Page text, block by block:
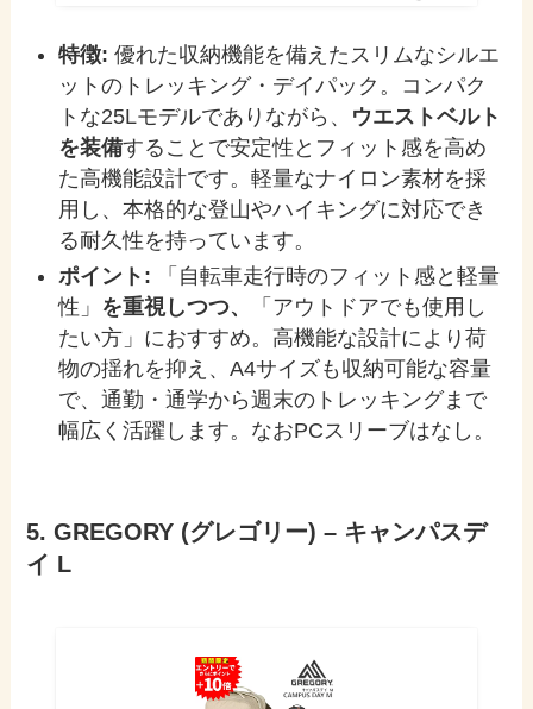
特徴: 優れた収納機能を備えたスリムなシルエ
ットのトレッキング・デイパック。コンパク
トな25Lモデルでありながら、 ウエストベルト
を装備することで安定性とフィット感を高め
た高機能設計です。軽量なナイロン素材を採
用し、本格的な登山やハイキングに対応でき
る耐久性を持っています。
ポイント: 「自転車走行時のフィット感と軽量
性」 を重視しつつ、
「アウトドアでも使用し
たい方」におすすめ。高機能な設計により荷
物の揺れを抑え、A4サイズも収納可能な容量
で、通勤・通学から週末のトレッキングまで
幅広く活躍します。なおPCスリーブはなし。
5. GREGORY (グレゴリー) – キャンパスデ
イ L